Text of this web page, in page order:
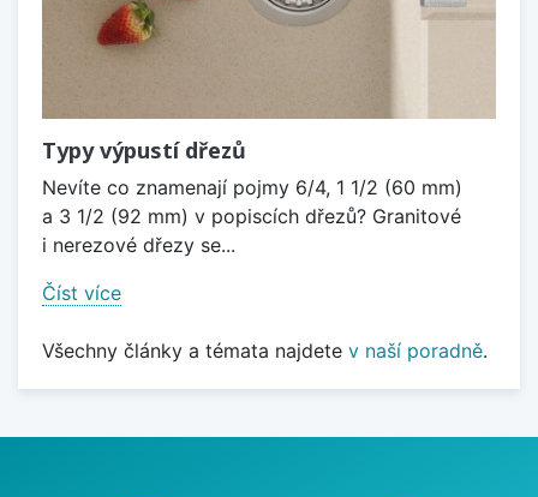
Typy výpustí dřezů
Nevíte co znamenají pojmy 6/4, 1 1/2 (60 mm)
a 3 1/2 (92 mm) v popiscích dřezů? Granitové
i nerezové dřezy se...
Číst více
Všechny články a témata najdete v naší poradně.